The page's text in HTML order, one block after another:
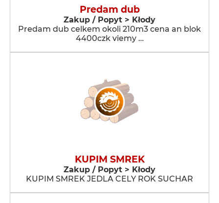
Predam dub
Zakup / Popyt > Kłody
Predam dub celkem okoli 210m3 cena an blok
4400czk viemy …
KUPIM SMREK
Zakup / Popyt > Kłody
KUPIM SMREK JEDLA CELY ROK SUCHAR